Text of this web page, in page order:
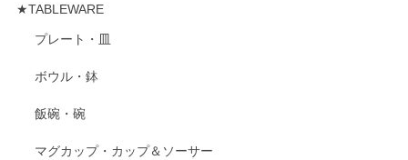
★TABLEWARE
プレート・皿
ボウル・鉢
飯碗・碗
マグカップ・カップ＆ソーサー